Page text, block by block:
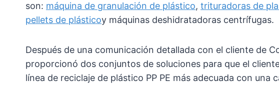
son: máquina de granulación de plástico, trituradoras de
pellets de plásticoy máquinas deshidratadoras centrífugas.
Después de una comunicación detallada con el cliente de
proporcionó dos conjuntos de soluciones para que el
línea de reciclaje de plástico PP PE más adecuada con una